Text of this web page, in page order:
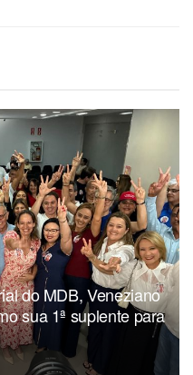
do MDB, Veneziano
sua 1ª suplente para